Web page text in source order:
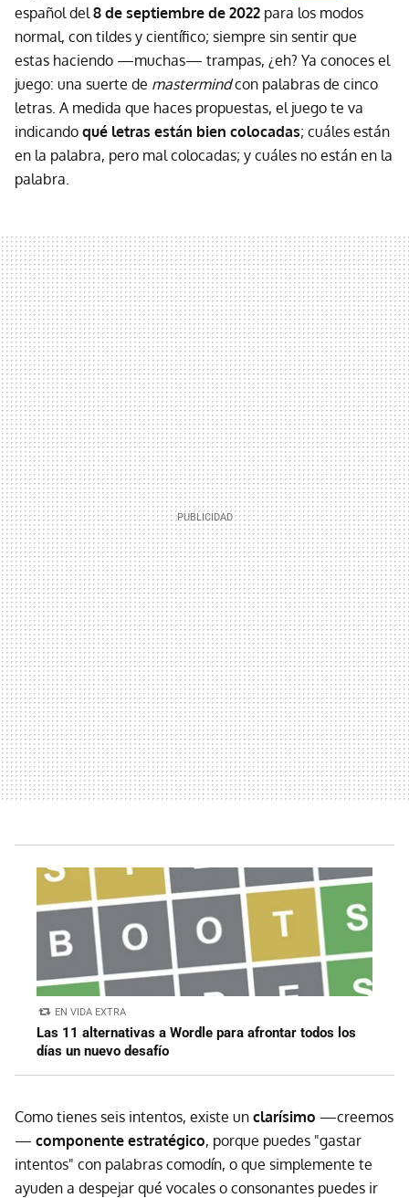
español del8 de septiembre de 2022 para los modos
normal, con tildes y científico; siempre sin sentir que
estas haciendo —muchas— trampas, ¿eh? Ya conoces el
juego: una suerte de mastermindcon palabras de cinco
letras. A medida que haces propuestas, el juego te va
indicando qué letras están bien colocadas; cuáles están
en la palabra, pero mal colocadas; y cuáles no están en la
palabra.
EN VIDA EXTRA
Las 11 alternativas a Wordle para afrontar todos los
días un nuevo desafío
Como tienes seis intentos, existe un clarísimo —creemos
— componente estratégico, porque puedes "gastar
intentos" con palabras comodín, o que simplemente te
ayuden a despejar qué vocales o consonantes puedes ir